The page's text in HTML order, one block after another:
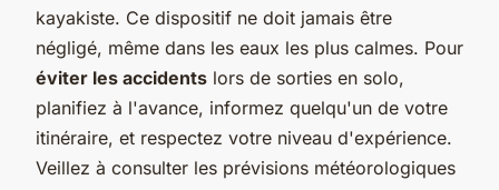
kayakiste. Ce dispositif ne doit jamais être
négligé, même dans les eaux les plus calmes. Pour
éviter les accidents lors de sorties en solo,
planifiez à l'avance, informez quelqu'un de votre
itinéraire, et respectez votre niveau d'expérience.
Veillez à consulter les prévisions météorologiques